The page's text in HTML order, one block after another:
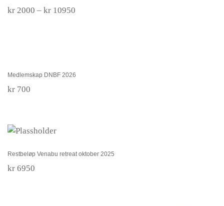
kr2000 – kr10950Prisområde:
Medlemskap DNBF 2026
kr700
Restbeløp Venabu retreat oktober 2025
Restbeløp Venabu retreat oktober 2025
kr6950